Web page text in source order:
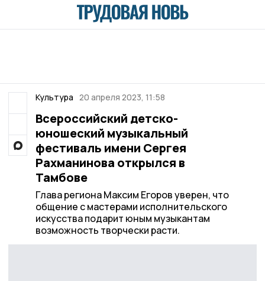
Культура 20 апреля 2023, 11:58
Всероссийский детско-
юношеский музыкальный
фестиваль имени Сергея
Рахманинова открылся в
Тамбове
Глава региона Максим Егоров уверен, что
общение с мастерами исполнительского
искусства подарит юным музыкантам
возможность творчески расти.